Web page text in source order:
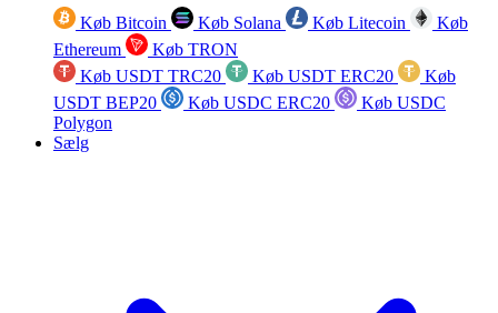
Køb Bitcoin Køb Solana Køb Litecoin
Køb
Ethereum
Køb TRON
Køb USDT TRC20
Køb USDT ERC20
Køb
USDT BEP20
Køb USDC ERC20
Køb USDC
Polygon
Sælg